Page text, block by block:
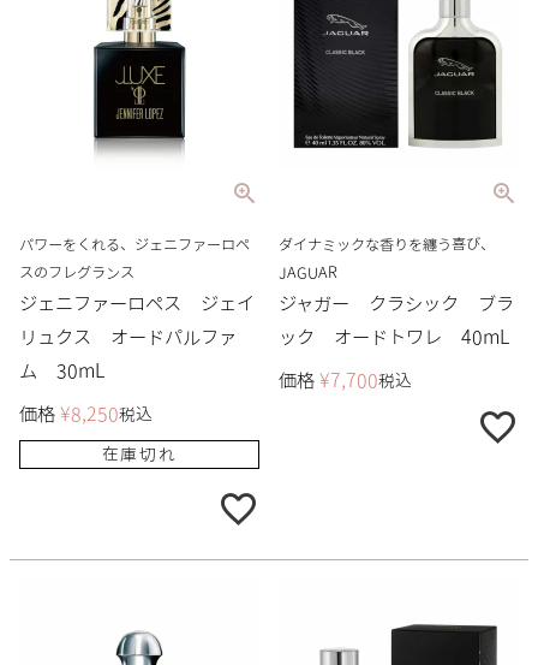
パワーをくれる、ジェニファーロペ
スのフレグランス
ジェニファーロペス ジェイ
リュクス オードパルファ
ム 30mL
価格 ¥8,250税込
在庫切れ
ダイナミックな香りを纏う喜び、
JAGUAR
ジャガー クラシック ブラ
ック オードトワレ 40mL
価格 ¥7,700税込